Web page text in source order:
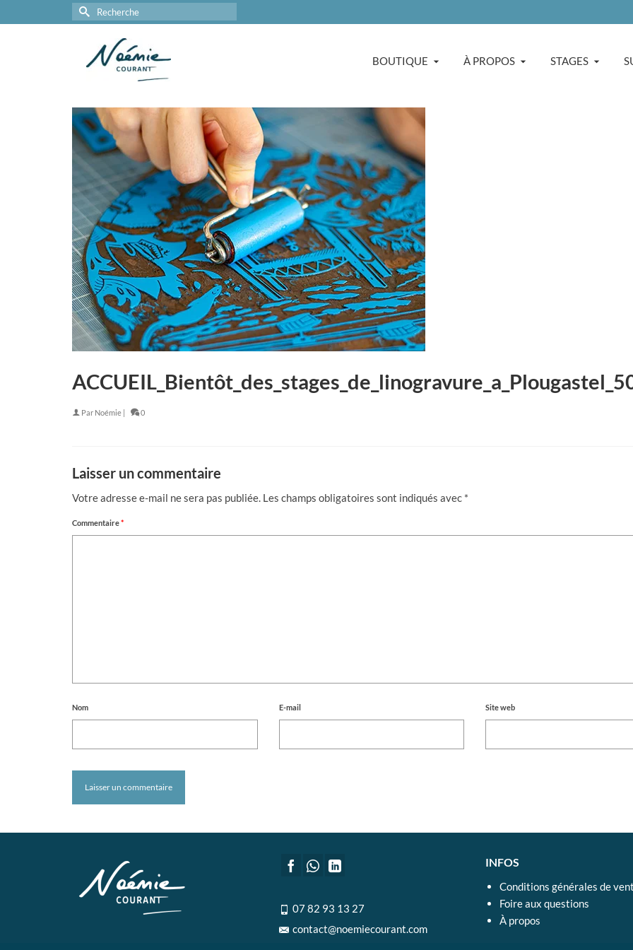
Rechercher :
BOUTIQUE À PROPOS STAGES
Par Noémie | 0
Laisser un commentaire
Votre adresse e-mail ne sera pas publiée. Les champs obligatoires sont indiqués avec *
Commentaire*
Nom E-mail Site web
07 82 93 13 27
contact@noemiecourant.com
INFOS
Conditions générales de
Foire aux questions
À propos